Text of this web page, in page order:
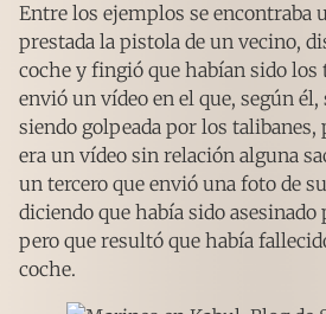
Entre los ejemplos se encontraba
prestada la pistola de un vecino,
coche y fingió que habían sido los
envió un vídeo en el que, según
siendo golpeada por los talibanes,
era un vídeo sin relación alguna
un tercero que envió una foto de
diciendo que había sido asesinado
pero que resultó que había
coche.